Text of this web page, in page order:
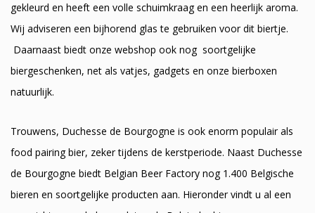
gekleurd en heeft een volle schuimkraag en een heerlijk aroma.
Wij adviseren een bijhorend glas te gebruiken voor dit biertje.
Daarnaast biedt onze webshop ook nog soortgelijke
biergeschenken, net als vatjes, gadgets en onze bierboxen
natuurlijk.
Trouwens, Duchesse de Bourgogne is ook enorm populair als
food pairing bier, zeker tijdens de kerstperiode. Naast Duchesse
de Bourgogne biedt Belgian Beer Factory nog 1.400 Belgische
bieren en soortgelijke producten aan. Hieronder vindt u al een